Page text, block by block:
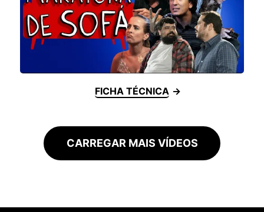
FICHA TÉCNICA
CARREGAR MAIS VÍDEOS